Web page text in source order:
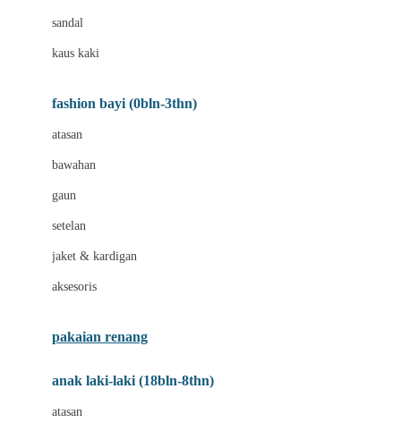
Bizzi Growin
Blooming Marvellous
Bravado
Buds Organics
Bugaboo
C
sandal
kaus kaki
fashion bayi (0bln-3thn)
atasan
bawahan
gaun
setelan
jaket & kardigan
aksesoris
pakaian renang
anak laki-laki (18bln-8thn)
atasan